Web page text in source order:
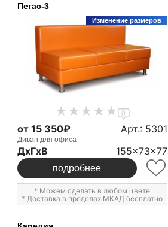
Пегас-3
Изменение размеров
0
от 15 350₽ Арт.: 5301
Диван для офиса
ДxГxВ 155x73x77
подробнее
* Можем сделать в любом цвете
* Доставка в пределах МКАД бесплатно